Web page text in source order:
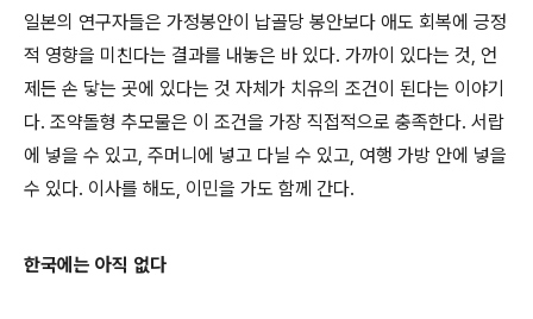
일본의 연구자들은 가정봉안이 납골당 봉안보다 애도 회복에 긍정
적 영향을 미친다는 결과를 내놓은 바 있다. 가까이 있다는 것, 언
제든 손 닿는 곳에 있다는 것 자체가 치유의 조건이 된다는 이야기
다. 조약돌형 추모물은 이 조건을 가장 직접적으로 충족한다. 서랍
에 넣을 수 있고, 주머니에 넣고 다닐 수 있고, 여행 가방 안에 넣을
수 있다. 이사를 해도, 이민을 가도 함께 간다.
한국에는 아직 없다